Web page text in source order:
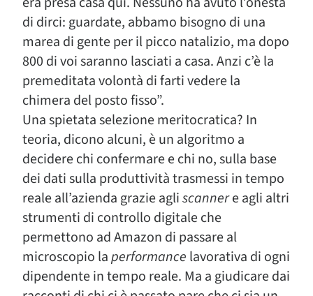
di dirci: guardate, abbamo bisogno di una
marea di gente per il picco natalizio, ma dopo
800 di voi saranno lasciati a casa. Anzi c’è la
premeditata volontà di farti vedere la
chimera del posto fisso”.
Una spietata selezione meritocratica? In
teoria, dicono alcuni, è un algoritmo a
decidere chi confermare e chi no, sulla base
dei dati sulla produttività trasmessi in tempo
reale all’azienda grazie agliscannere agli altri
strumenti di controllo digitale che
permettono ad Amazon di passare al
microscopio laperformance lavorativa di ogni
dipendente in tempo reale. Ma a giudicare dai